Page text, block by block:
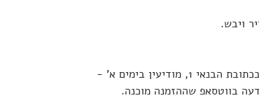
ויבש.
ניתן לאסוף הזמנות באיסוף עצמי ממפעלנו בכתובת הבנאי 1, מודיעין בימים א' -